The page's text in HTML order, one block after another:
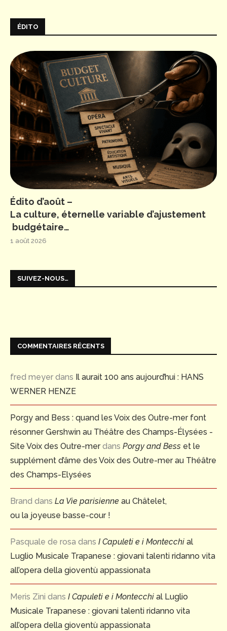
ÉDITO
Édito d’août –
La culture, éternelle variable d’ajustement
budgétaire…
1 août 2026
SUIVEZ-NOUS…
COMMENTAIRES RÉCENTS
fred meyer dans Il aurait 100 ans aujourd’hui : HANS
WERNER HENZE
Porgy and Bess : quand les Voix des Outre-mer font
résonner Gershwin au Théâtre des Champs-Élysées -
Site Voix des Outre-merdans Porgy and Bess et le
supplément d’âme des Voix des Outre-mer au Théâtre
des Champs-Elysées
Brand dans La Vie parisienne au Châtelet,
ou la joyeuse basse-cour !
Pasquale de rosa dans I Capuleti e i Montecchi al
Luglio Musicale Trapanese : giovani talenti ridanno vita
all’opera della gioventù appassionata
Meris Zini dans I Capuleti e i Montecchi al Luglio
Musicale Trapanese : giovani talenti ridanno vita
all’opera della gioventù appassionata